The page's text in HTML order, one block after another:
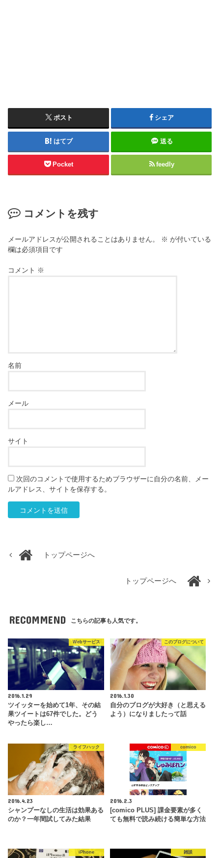
ポスト シェア
はてブ 送る
Pocket feedly
コメントを残す
メールアドレスが公開されることはありません。 ※ が付いている
欄は必須項目です
コメント ※
名前
メール
サイト
次回のコメントで使用するためブラウザーに自分の名前、メー
ルアドレス、サイトを保存する。
トップページへ
トップページへ
RECOMMEND こちらの記事も人気です。
Webサービス
2016.1.29
ツイッターを始めて1年、その結
果ツイートは67件でした。どう
やったら楽し…
このブログについて
2016.1.30
自分のブログが大好き（と思える
よう）になりましたって話
ライフハック
2016.4.23
シャンプーなしの生活は効果ある
のか？一年間試してみた結果
comico
2016.2.3
[comico PLUS] 課金要素が多く
ても無料で読み続ける簡単な方法
iPhone 雑談